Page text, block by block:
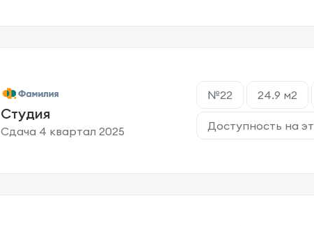
Студия
Сдача 4 квартал 2025
№22 24.9 м2
Доступность на